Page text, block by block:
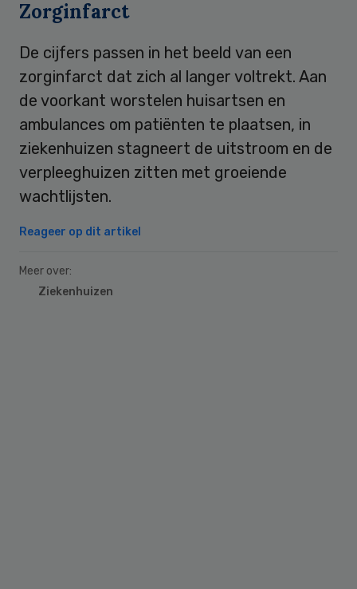
Zorginfarct
De cijfers passen in het beeld van een
zorginfarct dat zich al langer voltrekt. Aan
de voorkant worstelen huisartsen en
ambulances om patiënten te plaatsen, in
ziekenhuizen stagneert de uitstroom en de
verpleeghuizen zitten met groeiende
wachtlijsten.
Reageer op dit artikel
Meer over:
Ziekenhuizen